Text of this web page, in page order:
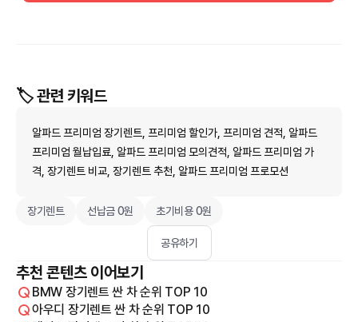
🏷️ 관련 키워드
알파드 프리미엄 장기렌트, 프리미엄 할인가, 프리미엄 견적, 알파드
프리미엄 월납입료, 알파드 프리미엄 모의견적, 알파드 프리미엄 가
격, 장기렌트 비교, 장기렌트 추천, 알파드 프리미엄 프로모션
장기렌트 선납금 0원 초기비용 0원
공유하기
추천 콘텐츠 이어보기
BMW 장기렌트 싼 차 순위 TOP 10
아우디 장기렌트 싼 차 순위 TOP 10